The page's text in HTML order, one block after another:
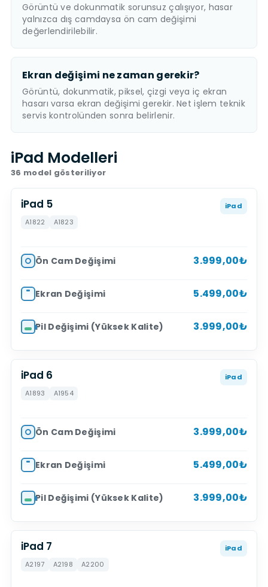
Görüntü ve dokunmatik sorunsuz çalışıyor, hasar
yalnızca dış camdaysa ön cam değişimi
değerlendirilebilir.
Ekran değişimi ne zaman gerekir?
Görüntü, dokunmatik, piksel, çizgi veya iç ekran
hasarı varsa ekran değişimi gerekir. Net işlem teknik
servis kontrolünden sonra belirlenir.
iPad Modelleri
36 model gösteriliyor
iPad 5
A1822 A1823
iPad
Ön Cam Değişimi 3.999,00₺
Ekran Değişimi 5.499,00₺
Pil Değişimi (Yüksek Kalite) 3.999,00₺
iPad 6
A1893 A1954
iPad
Ön Cam Değişimi 3.999,00₺
Ekran Değişimi 5.499,00₺
Pil Değişimi (Yüksek Kalite) 3.999,00₺
iPad 7
A2197 A2198 A2200
iPad